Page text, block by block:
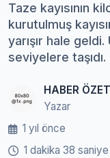
Taze kayısının
kurutulmuş
yarışır hale
seviyelere taşıdı.
HABER ÖZET
Yazar
1 yıl önce
1 dakika 38